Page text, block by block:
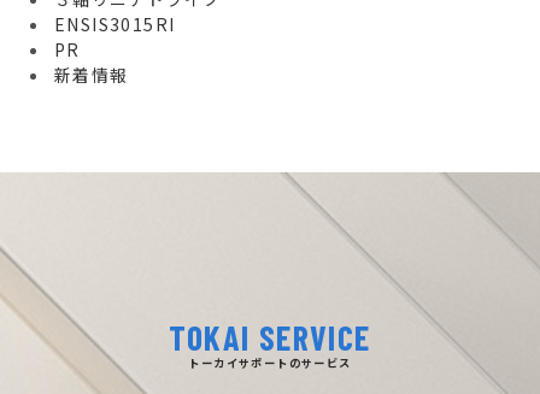
ENSIS3015RI
PR
新着情報
TOKAI SERVICE
トーカイサポートのサービス